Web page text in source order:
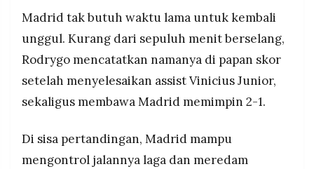
Madrid tak butuh waktu lama untuk kembali
unggul. Kurang dari sepuluh menit berselang,
Rodrygo mencatatkan namanya di papan skor
setelah menyelesaikan assist Vinicius Junior,
sekaligus membawa Madrid memimpin 2-1.
Di sisa pertandingan, Madrid mampu
mengontrol jalannya laga dan meredam